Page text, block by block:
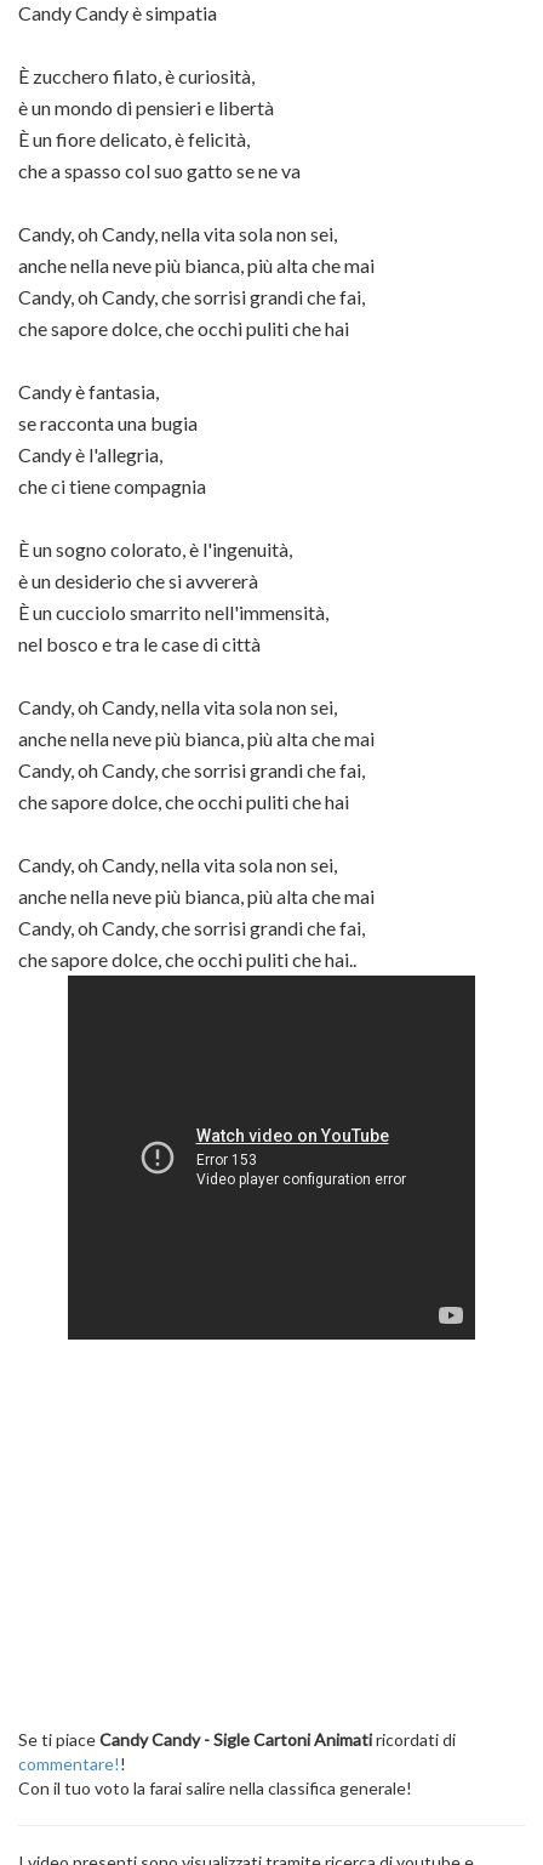
Candy Candy è simpatia
È zucchero filato, è curiosità,
è un mondo di pensieri e libertà
È un fiore delicato, è felicità,
che a spasso col suo gatto se ne va
Candy, oh Candy, nella vita sola non sei,
anche nella neve più bianca, più alta che mai
Candy, oh Candy, che sorrisi grandi che fai,
che sapore dolce, che occhi puliti che hai
Candy è fantasia,
se racconta una bugia
Candy è l'allegria,
che ci tiene compagnia
È un sogno colorato, è l'ingenuità,
è un desiderio che si avvererà
È un cucciolo smarrito nell'immensità,
nel bosco e tra le case di città
Candy, oh Candy, nella vita sola non sei,
anche nella neve più bianca, più alta che mai
Candy, oh Candy, che sorrisi grandi che fai,
che sapore dolce, che occhi puliti che hai
Candy, oh Candy, nella vita sola non sei,
anche nella neve più bianca, più alta che mai
Candy, oh Candy, che sorrisi grandi che fai,
che sapore dolce, che occhi puliti che hai..
Se ti piaceCandy Candy - Sigle Cartoni Animatiricordati di
commentare!!
Con il tuo voto la farai salire nella classifica generale!